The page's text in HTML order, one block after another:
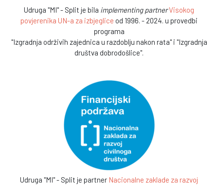
Udruga "MI" - Split je bila implementing partnerVisokog
povjerenika UN-a za izbjeglice od 1996. - 2024. u provedbi
programa
"Izgradnja održivih zajednica u razdoblju nakon rata" i "Izgradnja
društva dobrodošlice".
Udruga "MI" - Split je partner Nacionalne zaklade za razvoj